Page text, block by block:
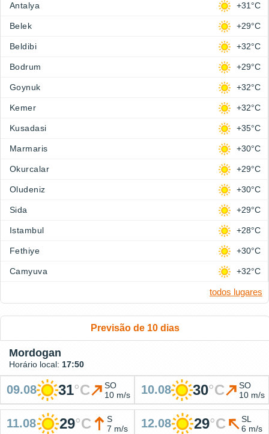
Antalya +31°C
Belek +29°C
Beldibi +32°C
Bodrum +29°C
Goynuk +32°C
Kemer +32°C
Kusadasi +35°C
Marmaris +30°C
Okurcalar +29°C
Oludeniz +30°C
Sida +29°C
Istambul +28°C
Fethiye +30°C
Camyuva +32°C
todos lugares
Previsão de 10 dias
Mordogan
Horário local: 17:50
09.08 31°C
SO
10 m/s
10.08 30°C
SO
10 m/s
11.08 29°C
S
7 m/s
12.08 29°C
SL
6 m/s